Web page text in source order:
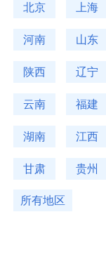
北京 上海
河南 山东
陕西 辽宁
云南 福建
湖南 江西
甘肃 贵州
所有地区